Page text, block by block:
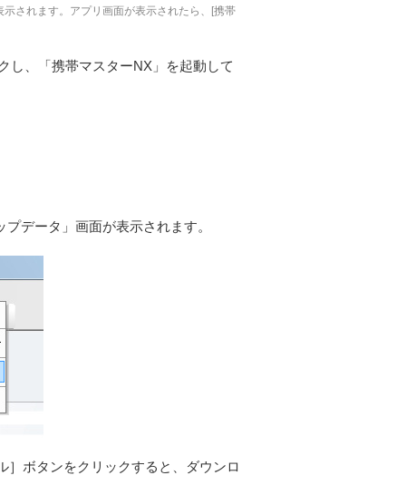
されます。アプリ画面が表示されたら、[携帯
し、「携帯マスターNX」を起動して
データ」画面が表示されます。
］ボタンをクリックすると、ダウンロ